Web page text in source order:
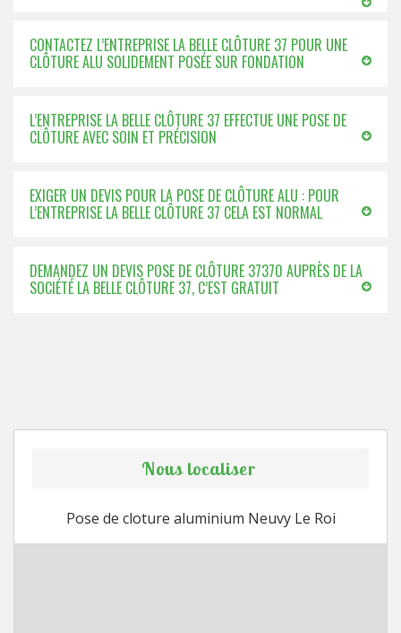
CONTACTEZ L’ENTREPRISE LA BELLE CLÔTURE 37 POUR UNE
CLÔTURE ALU SOLIDEMENT POSÉE SUR FONDATION
L’ENTREPRISE LA BELLE CLÔTURE 37 EFFECTUE UNE POSE DE
CLÔTURE AVEC SOIN ET PRÉCISION
EXIGER UN DEVIS POUR LA POSE DE CLÔTURE ALU : POUR
L’ENTREPRISE LA BELLE CLÔTURE 37 CELA EST NORMAL
DEMANDEZ UN DEVIS POSE DE CLÔTURE 37370 AUPRÈS DE LA
SOCIÉTÉ LA BELLE CLÔTURE 37, C’EST GRATUIT
Nous localiser
Pose de cloture aluminium Neuvy Le Roi